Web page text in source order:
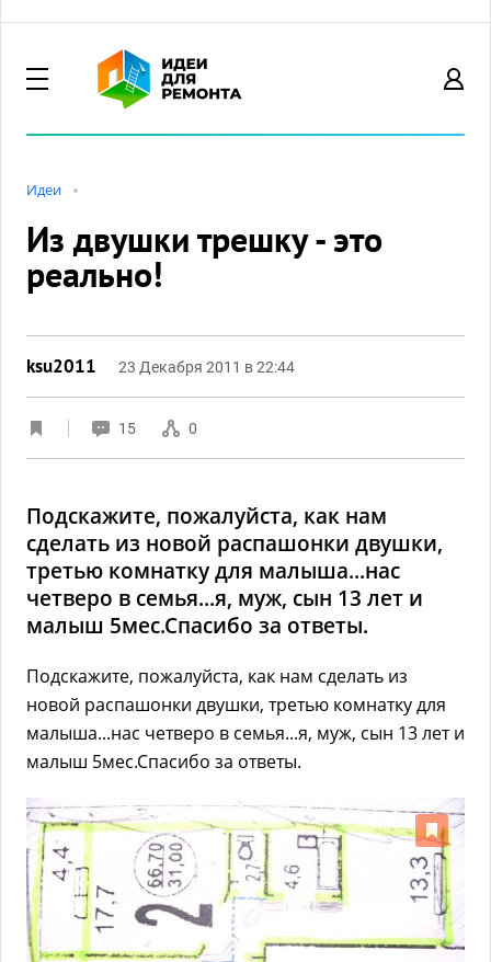
Идеи
Из двушки трешку - это
реально!
ksu2011 23 Декабря 2011 в 22:44
15 0
Подскажите, пожалуйста, как нам
сделать из новой распашонки двушки,
третью комнатку для малыша...нас
четверо в семья...я, муж, сын 13 лет и
малыш 5мес.Спасибо за ответы.
Подскажите, пожалуйста, как нам сделать из
новой распашонки двушки, третью комнатку для
малыша...нас четверо в семья...я, муж, сын 13 лет и
малыш 5мес.Спасибо за ответы.